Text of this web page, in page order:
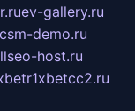
ev-gallery.ru
csm-demo.ru
host.ru